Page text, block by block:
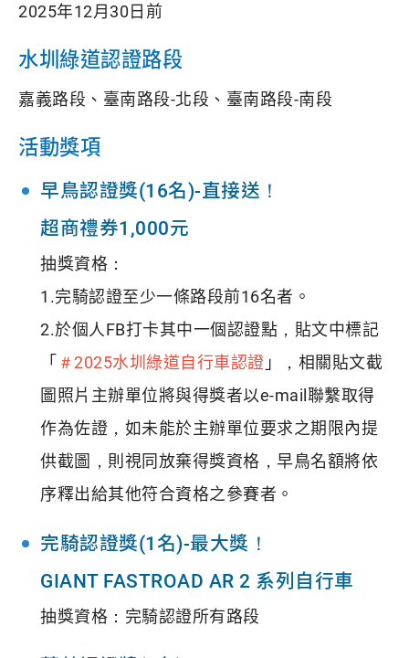
2025年12月30日前
水圳綠道認證路段
嘉義路段、臺南路段-北段、臺南路段-南段
活動獎項
早鳥認證獎(16名)-直接送！
超商禮券1,000元
抽獎資格：
1.完騎認證至少一條路段前16名者。
2.於個人FB打卡其中一個認證點，貼文中標記
「 ＃2025水圳綠道自行車認證 」，相關貼文截
圖照片主辦單位將與得獎者以e-mail聯繫取得
作為佐證，如未能於主辦單位要求之期限內提
供截圖，則視同放棄得獎資格，早鳥名額將依
序釋出給其他符合資格之參賽者。
完騎認證獎(1名)-最大獎！
GIANT FASTROAD AR 2 系列自行車
抽獎資格：完騎認證所有路段